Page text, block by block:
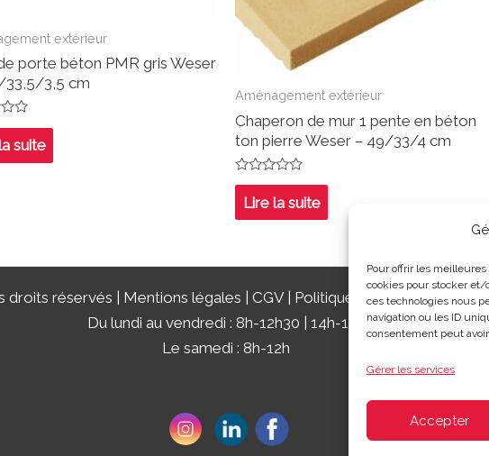
Pour offrir les
cookies pour stocker et/
ces technologies nous
navigation ou les ID
consentement peut
Gérer les services
Accepter
extérieur
porte béton PMR gris Weser
33,5/3,5 cm
suite
Aménagement extérieur
Chaperon de mur 1 pente en béton
ton pierre Weser – 49/33/4 cm
Note
sur
5
Lire la suite
réservés | Mentions légales CGV| Politique de confidentialité
Du lundi au vendredi : 8h-12h30 | 14h-18h
Le samedi : 8h-12h